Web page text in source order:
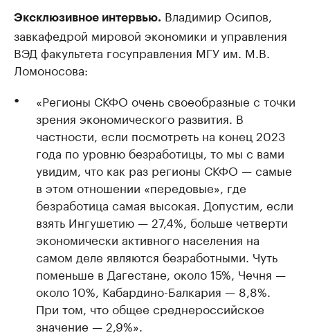
Эксклюзивное интервью. Владимир Осипов,
завкафедрой мировой экономики и управления
ВЭД факультета госуправления МГУ им. М.В.
Ломоносова:
«Регионы СКФО очень своеобразные с точки
зрения экономического развития. В
частности, если посмотреть на конец 2023
года по уровню безработицы, то мы с вами
увидим, что как раз регионы СКФО — самые
в этом отношении «передовые», где
безработица самая высокая. Допустим, если
взять Ингушетию — 27,4%, больше четверти
экономически активного населения на
самом деле являются безработными. Чуть
поменьше в Дагестане, около 15%, Чечня —
около 10%, Кабардино-Балкария — 8,8%.
При том, что общее среднероссийское
значение — 2,9%».